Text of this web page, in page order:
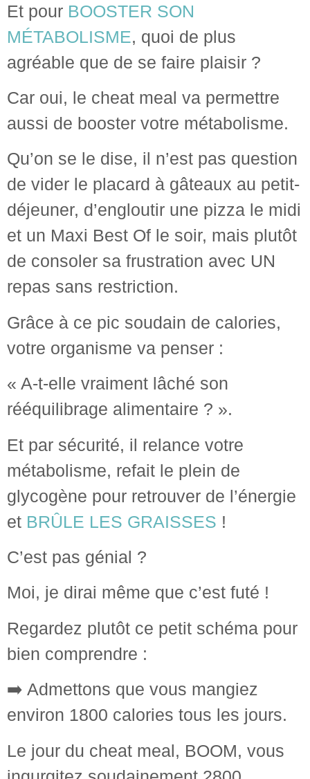
Et pour BOOSTER SON
MÉTABOLISME, quoi de plus
agréable que de se faire plaisir ?
Car oui, le cheat meal va permettre
aussi de booster votre métabolisme.
Qu’on se le dise, il n’est pas question
de vider le placard à gâteaux au petit-
déjeuner, d’engloutir une pizza le midi
et un Maxi Best Of le soir, mais plutôt
de consoler sa frustration avec UN
repas sans restriction.
Grâce à ce pic soudain de calories,
votre organisme va penser :
« A-t-elle vraiment lâché son
rééquilibrage alimentaire ? ».
Et par sécurité, il relance votre
métabolisme, refait le plein de
glycogène pour retrouver de l’énergie
et BRÛLE LES GRAISSES !
C’est pas génial ?
Moi, je dirai même que c’est futé !
Regardez plutôt ce petit schéma pour
bien comprendre :
➡️ Admettons que vous mangiez
environ 1800 calories tous les jours.
Le jour du cheat meal, BOOM, vous